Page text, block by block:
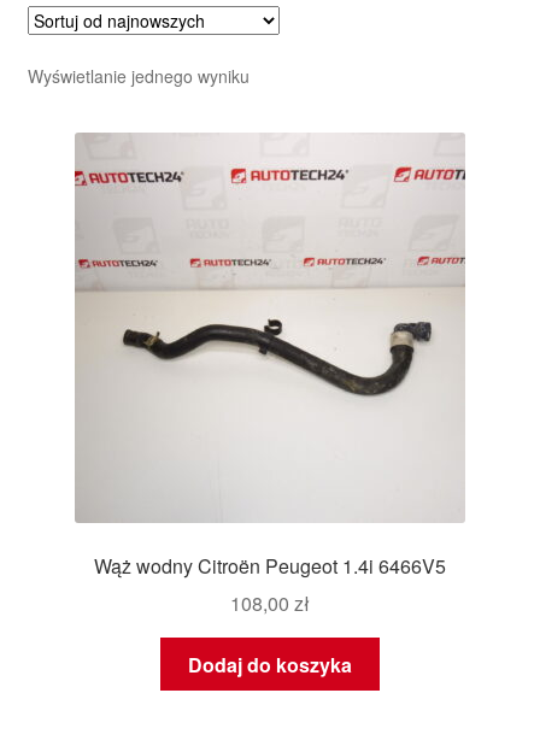
Wyświetlanie jednego wyniku
Wąż wodny Citroën Peugeot 1.4i 6466V5
108,00 zł
Dodaj do koszyka